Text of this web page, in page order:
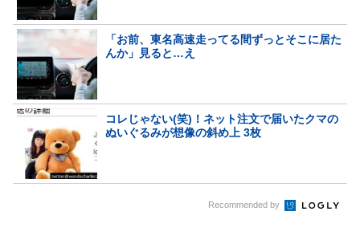
「お前、東名高速走ってる間ずっとそこに居た
んか」見ると…え
コレじゃない(笑)！ネット注文で届いたクマの
ぬいぐるみが想像の斜め上 3枚
Recommended by